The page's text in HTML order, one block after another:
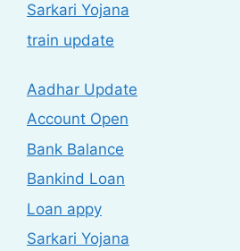
Sarkari Yojana
train update
Aadhar Update
Account Open
Bank Balance
Bankind Loan
Loan appy
Sarkari Yojana